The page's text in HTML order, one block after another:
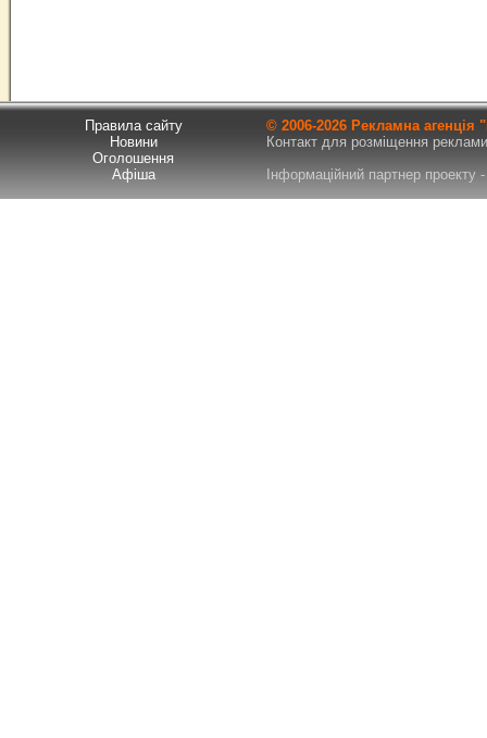
Правила сайту
Новини
Оголошення
Афіша
© 2006-2026 Рекламна
Контакт для розміщення
Інформаційний партнер проекту